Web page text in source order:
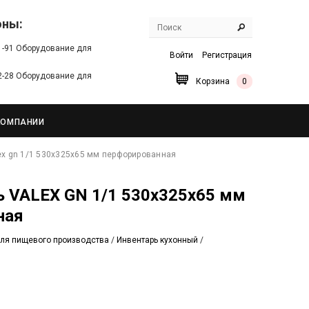
91 Оборудование для
28 Оборудование для
Войти Регистрация
Корзина 0
gn 1/1 530х325х65 мм перфорированная
пищевого производства / Инвентарь кухонный /